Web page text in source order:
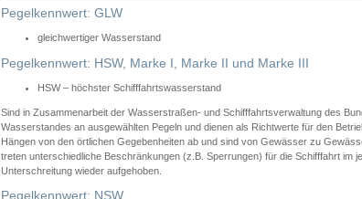
Pegelkennwert: GLW
gleichwertiger Wasserstand
Pegelkennwert: HSW, Marke I, Marke II und Marke III
HSW – höchster Schifffahrtswasserstand
Sind in Zusammenarbeit der Wasserstraßen- und Schifffahrtsverwaltung des
Wasserstandes an ausgewählten Pegeln und dienen als Richtwerte für den
Hängen von den örtlichen Gegebenheiten ab und sind von Gewässer zu
treten unterschiedliche Beschränkungen (z.B. Sperrungen) für die Schifffahrt im
Unterschreitung wieder aufgehoben.
Pegelkennwert: NSW